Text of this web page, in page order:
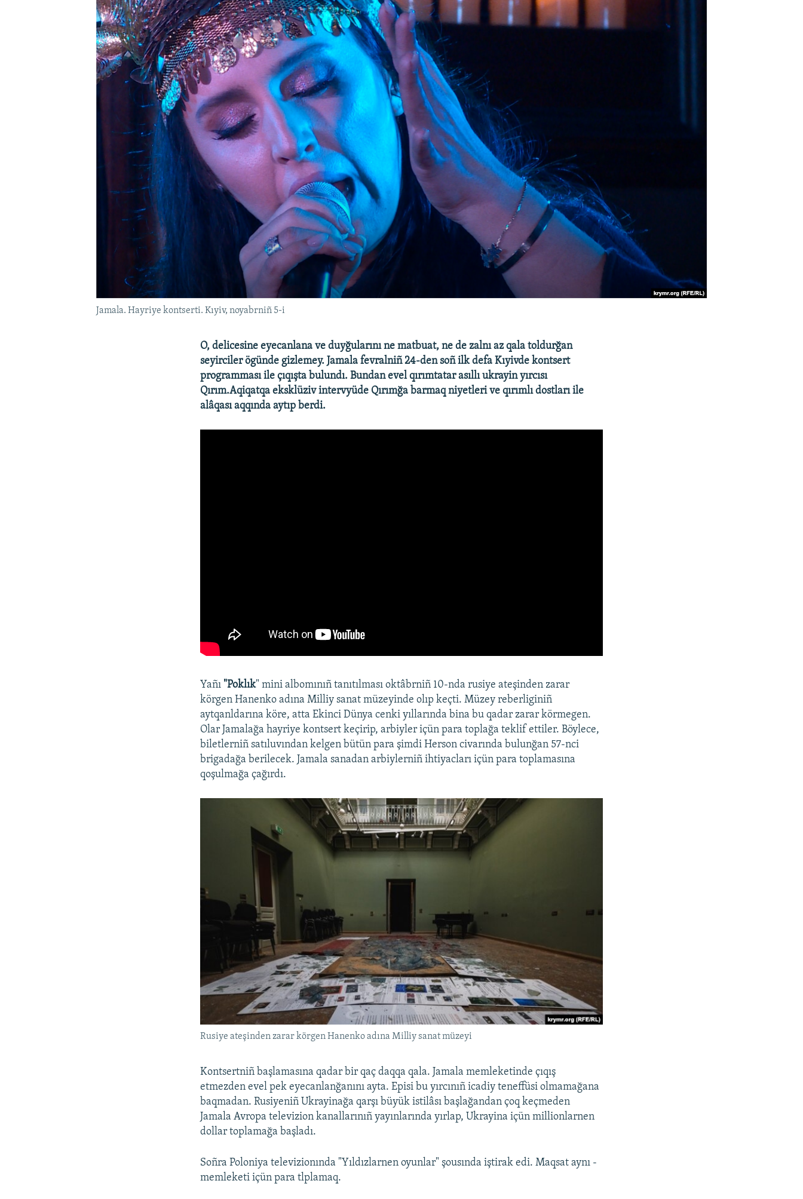
Jamala. Hayriye kontserti. Kıyiv, noyabrniñ 5-i
O, delicesine eyecanlana ve duyğularını ne matbuat, ne de zalnı az qala toldurğan
seyirciler ögünde gizlemey. Jamala fevralniñ 24-den soñ ilk defa Kıyivde kontsert
programması ile çıqışta bulundı. Bundan evel qırımtatar asıllı ukrayin yırcısı
Qırım.Aqiqatqa eksklüziv intervyüde Qırımğa barmaq niyetleri ve qırımlı dostları ile
alâqası aqqında aytıp berdi.
Yañı "Poklık" mini albomınıñ tanıtılması oktâbrniñ 10-nda rusiye ateşinden zarar
körgen Hanenko adına Milliy sanat müzeyinde olıp keçti. Müzey reberliginiñ
aytqanldarına köre, atta Ekinci Dünya cenki yıllarında bina bu qadar zarar körmegen.
Olar Jamalağa hayriye kontsert keçirip, arbiyler içün para toplağa teklif ettiler. Böylece,
biletlerniñ satıluvından kelgen bütün para şimdi Herson civarında bulunğan 57-nci
brigadağa berilecek. Jamala sanadan arbiylerniñ ihtiyacları içün para toplamasına
qoşulmağa çağırdı.
Rusiye ateşinden zarar körgen Hanenko adına Milliy sanat müzeyi
Kontsertniñ başlamasına qadar bir qaç daqqa qala. Jamala memleketinde çıqış
etmezden evel pek eyecanlanğanını ayta. Episi bu yırcınıñ icadiy teneffüsi olmamağana
baqmadan. Rusiyeniñ Ukrayinağa qarşı büyük istilâsı başlağandan çoq keçmeden
Jamala Avropa televizion kanallarınıñ yayınlarında yırlap, Ukrayina içün millionlarnen
dollar toplamağa başladı.
Soñra Poloniya televizionında "Yıldızlarnen oyunlar" şousında iştirak edi. Maqsat aynı -
memleketi içün para tlplamaq.